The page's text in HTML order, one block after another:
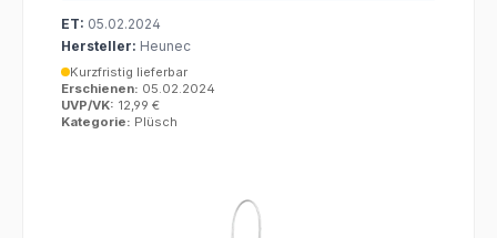
ET: 05.02.2024
Hersteller: Heunec
Kurzfristig lieferbar
Erschienen: 05.02.2024
UVP/VK: 12,99 €
Kategorie: Plüsch